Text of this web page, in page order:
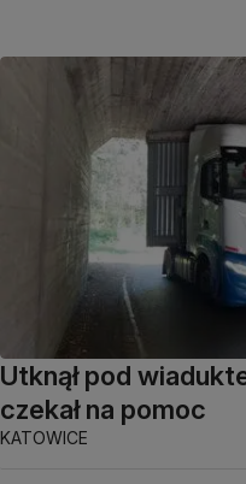
Utknął pod
czekał na pomoc
KATOWICE